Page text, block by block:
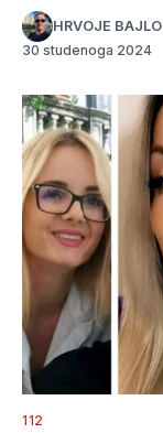
HRVOJE BAJLO
30 studenoga 2024
112